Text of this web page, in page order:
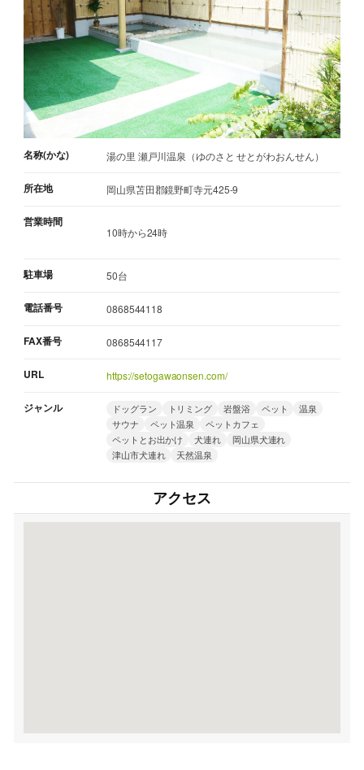
名称(かな) 湯の里 瀬戸川温泉（ゆのさと せとがわおんせん）
所在地 岡山県苫田郡鏡野町寺元425-9
営業時間
10時から24時
駐車場 50台
電話番号 0868544118
FAX番号 0868544117
URL https://setogawaonsen.com/
ジャンル ドッグラン トリミング 岩盤浴 ペット
温泉
サウナ
ペット温泉
ペットカフェ
ペットとお出かけ
犬連れ
岡山県犬連れ
津山市犬連れ
天然温泉
アクセス